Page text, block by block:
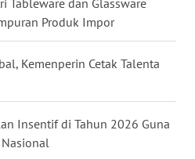
Produk Impor
Kemenperin Cetak Talenta
Insentif di Tahun 2026 Guna